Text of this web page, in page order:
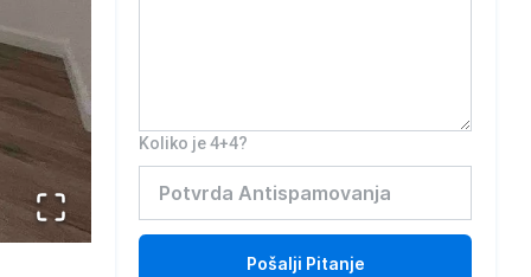
Koliko je 4+4?
Pošalji Pitanje